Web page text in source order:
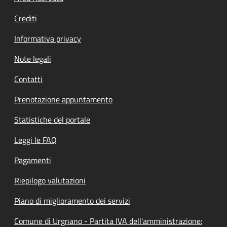
Crediti
Informativa privacy
Note legali
Contatti
Prenotazione appuntamento
Statistiche del portale
Leggi le FAQ
Pagamenti
Riepilogo valutazioni
Piano di miglioramento dei servizi
Comune di Urgnano - Partita IVA dell'amministrazione: